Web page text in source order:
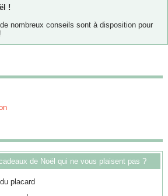
!
nombreux conseils sont à disposition pour
de Noël qui ne vous plaisent pas ?
placard